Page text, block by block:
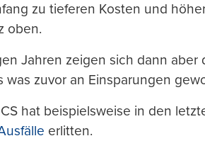
zu tieferen Kosten und
oben.
Jahren zeigen sich dann
was zuvor an Einsparungen
hat beispielsweise in den
erlitten.